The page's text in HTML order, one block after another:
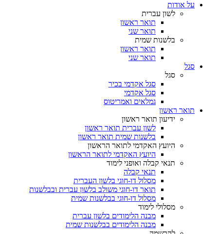
על אודות
לשון עברית
תואר ראשון
תואר שני
בלשנות שמית
תואר ראשון
תואר שני
סגל
סגל
סגל אקדמי בכיר
סגל אקדמי
גמלאים ואמריטוס
תואר ראשון
ידיעון תואר ראשון
לשון עברית תואר ראשון
בלשנות שמית תואר ראשון
היועץ האקדמי לתואר הראשון
היועץ האקדמי לתואר הראשון
תנאי קבלה ואופני לימוד
תנאי קבלה
מסלול דו-חוגי בלשון העברית
תואר דו-חוגי משולב בלשון עברית ובבלשנות
מסלול דו-חוגי בבלשנות שמית
מסלולי לימוד
מבנה הלימודים בלשון עברית
מבנה הלימודים בבלשנות שמית